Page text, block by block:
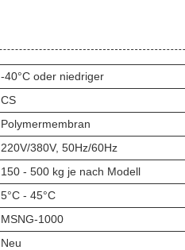
-40°C oder niedriger
CS
Polymermembran
220V/380V, 50Hz/60Hz
150 - 500 kg je nach Modell
5°C - 45°C
MSNG-1000
Neu